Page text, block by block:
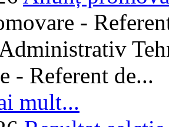
-
- Referent de...
mult...